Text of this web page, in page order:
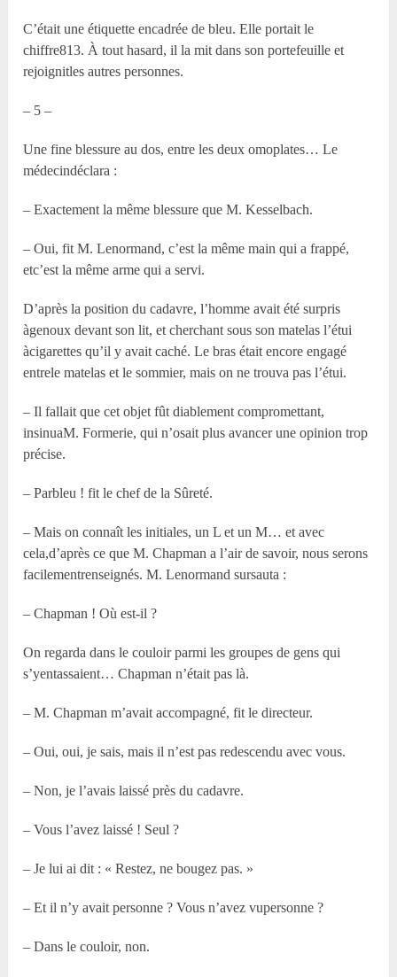
C’était une étiquette encadrée de bleu. Elle portait le
chiffre813. À tout hasard, il la mit dans son portefeuille et
rejoignitles autres personnes.
– 5 –
Une fine blessure au dos, entre les deux omoplates… Le
médecindéclara :
– Exactement la même blessure que M. Kesselbach.
– Oui, fit M. Lenormand, c’est la même main qui a frappé,
etc’est la même arme qui a servi.
D’après la position du cadavre, l’homme avait été surpris
àgenoux devant son lit, et cherchant sous son matelas l’étui
àcigarettes qu’il y avait caché. Le bras était encore engagé
entrele matelas et le sommier, mais on ne trouva pas l’étui.
– Il fallait que cet objet fût diablement compromettant,
insinuaM. Formerie, qui n’osait plus avancer une opinion trop
précise.
– Parbleu ! fit le chef de la Sûreté.
– Mais on connaît les initiales, un L et un M… et avec
cela,d’après ce que M. Chapman a l’air de savoir, nous serons
facilementrenseignés. M. Lenormand sursauta :
– Chapman ! Où est-il ?
On regarda dans le couloir parmi les groupes de gens qui
s’yentassaient… Chapman n’était pas là.
– M. Chapman m’avait accompagné, fit le directeur.
– Oui, oui, je sais, mais il n’est pas redescendu avec vous.
– Non, je l’avais laissé près du cadavre.
– Vous l’avez laissé ! Seul ?
– Je lui ai dit : « Restez, ne bougez pas. »
– Et il n’y avait personne ? Vous n’avez vupersonne ?
– Dans le couloir, non.